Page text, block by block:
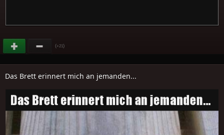
(+21)
Das Brett erinnert mich an jemanden...